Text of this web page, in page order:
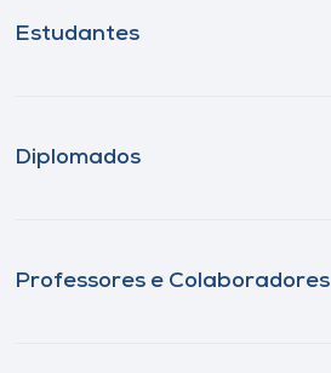
Estudantes
Diplomados
Professores e Colaboradores